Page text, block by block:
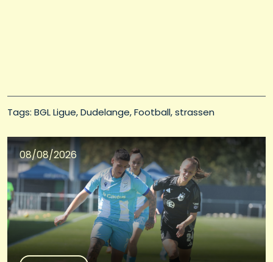
Tags: BGL Ligue Dudelange Football strassen
08/08/2026